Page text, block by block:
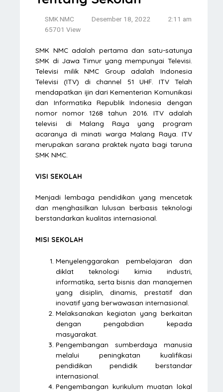
SMK NMC Desember 18, 2022
2:11 am
65701 View
SMK NMC adalah pertama dan satu-satunya
SMK di Jawa Timur yang mempunyai Televisi.
Televisi milik NMC Group adalah Indonesia
Televisi (ITV) di channel 51 UHF. ITV Telah
mendapatkan ijin dari Kementerian Komunikasi
dan Informatika Republik Indonesia dengan
nomor nomor 1268 tahun 2016. ITV adalah
televisi di Malang Raya yang program
acaranya di minati warga Malang Raya. ITV
merupakan sarana praktek nyata bagi taruna
SMK NMC.
VISI SEKOLAH
Menjadi lembaga pendidikan yang mencetak
dan menghasilkan lulusan berbasis teknologi
berstandarkan kualitas internasional.
MISI SEKOLAH
Menyelenggarakan pembelajaran dan
diklat teknologi kimia industri,
informatika, serta bisnis dan manajemen
yang disiplin, dinamis, prestatif dan
inovatif yang berwawasan internasional.
Melaksanakan kegiatan yang berkaitan
dengan pengabdian kepada
masyarakat.
Pengembangan sumberdaya manusia
melalui peningkatan kualifikasi
pendidikan pendidik berstandar
internasional.
Pengembangan kurikulum muatan lokal